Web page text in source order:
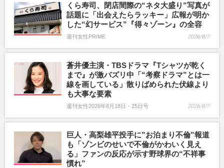
くら寿司、閉店間際の“ネタ大盛り”写真が
話題に「出会えたらラッキー」広報が明か
した“幻サービス”『得々ゾーン』の全容
週刊女性PRIME 2026/8/7
蒼井優主演・TBSドラマ『Tシャツが乾く
まで』が激バズリ中「“考察ドラマ”とは一
線を画している」散りばめられた伏線より
も大事な要素
週刊女性2026年8月18日・25日号 2026/8/7
巨人・高梨雄平投手に”お泊まり不倫”報道
も「ゾンビのせいで不倫がかわいく見え
る」ファンの反応が示す野球界の“不祥事
慣れ”